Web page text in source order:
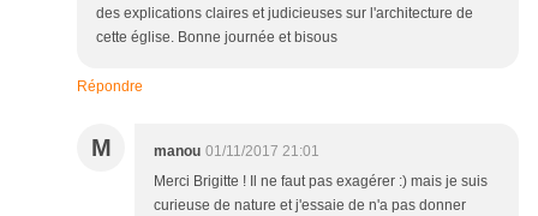
des explications claires et judicieuses sur l'architecture de
cette église. Bonne journée et bisous
Répondre
M manou 01/11/2017 21:01
Merci Brigitte ! Il ne faut pas exagérer :) mais je suis
curieuse de nature et j'essaie de n'a pas donner